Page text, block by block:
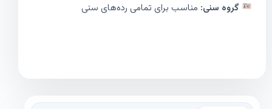
گروه سنی: مناسب برای تمامی رده‌های سنی